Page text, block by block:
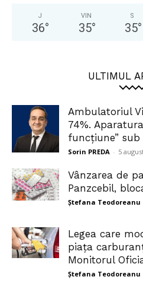
J
36°
VIN
35°
S
35°
ULTIMUL
Ambulatoriul
74%.
funcțiune” sub
Sorin PREDA - 5
Vânzarea de
Panzcebil,
Ștefana Teodoreanu
Legea care
piața
Monitorul
Ștefana Teodoreanu